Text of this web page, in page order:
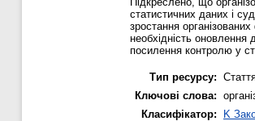
статистичних даних і
зростання
необхідність оновлення
посилення контролю у
Тип ресурсу:
Ключові слова:
Класифікатор:
K